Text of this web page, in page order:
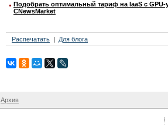
Подобрать оптимальный тариф на IaaS с
CNewsMarket
Распечатать Для блога
Архив